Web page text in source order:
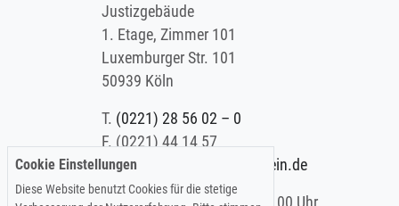
Justizgebäude
1. Etage, Zimmer 101
Luxemburger Str. 101
50939 Köln
T. (0221) 28 56 02 – 0
F.(0221) 44 14 57
E.info@koelner-anwaltverein.de
Montag - Freitag: 9.00 – 15.00 Uhr
Cookie Einstellungen
Diese Website benutzt Cookies für die stetige